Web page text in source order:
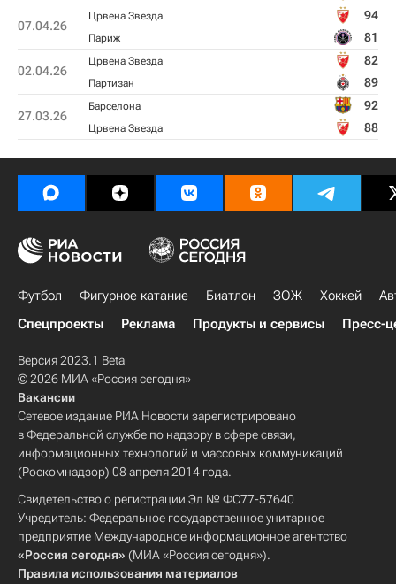
07.04.26
Црвена Звезда 94
Париж 81
02.04.26
Црвена Звезда 82
Партизан 89
27.03.26
Барселона 92
Црвена Звезда 88
Футбол Фигурное катание Биатлон ЗОЖ Хоккей
Спецпроекты
Реклама Продукты и сервисы Пресс-
Версия 2023.1 Beta
© 2026 МИА «Россия сегодня»
Вакансии
Сетевое издание РИА Новости зарегистрировано
в Федеральной службе по надзору в сфере связи,
информационных технологий и массовых коммуникаций
(Роскомнадзор) 08 апреля 2014 года.
Свидетельство о регистрации Эл № ФС77-57640
Учредитель: Федеральное государственное унитарное
предприятие Международное информационное агентство
«Россия сегодня» (МИА «Россия сегодня»).
Правила использования материалов